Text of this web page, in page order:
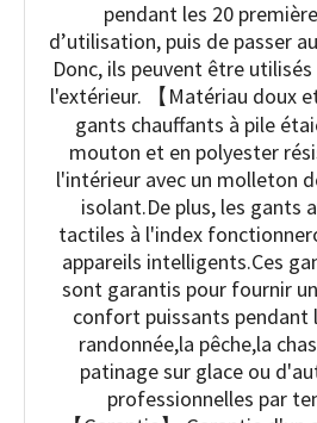
pendant les 20
d’utilisation, puis de passer
Donc, ils peuvent être
l'extérieur. 【Matériau doux
gants chauffants à pile
mouton et en polyester
l'intérieur avec un molleton
isolant.De plus, les gants
tactiles à l'index
appareils intelligents.Ces
sont garantis pour fournir
confort puissants pendant
randonnée,la pêche,la
patinage sur glace ou
professionnelles par